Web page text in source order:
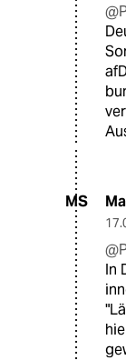
MS
In